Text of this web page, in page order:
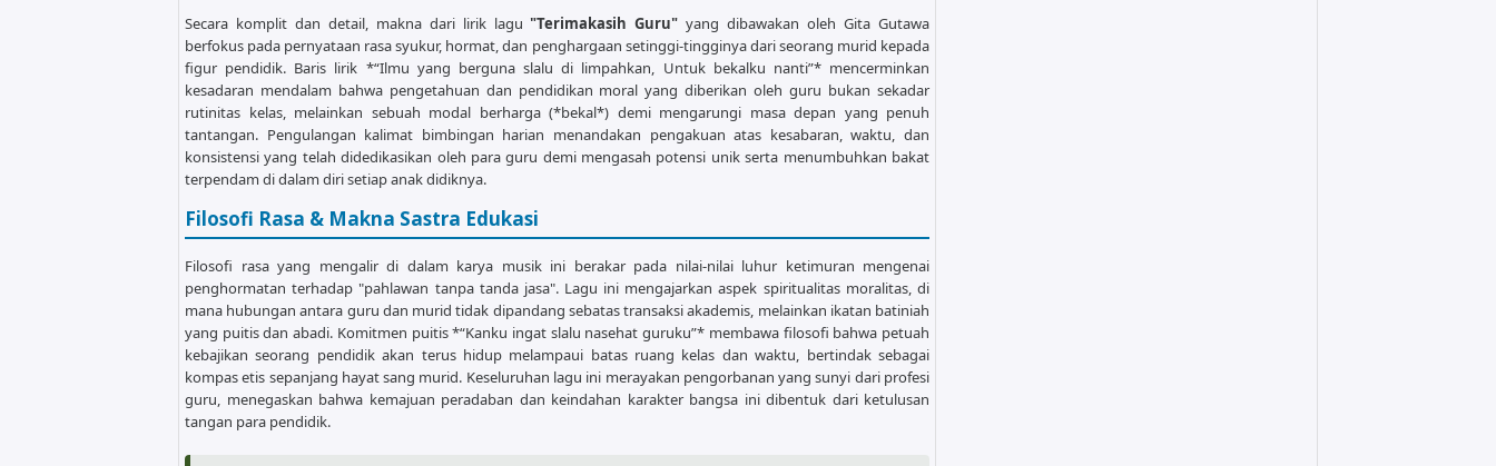
[Outro]
F                  G                    C
Trima kasihku ku guruku...
Secara komplit dan detail, makna dari lirik lagu "Terimakasih Guru" yang dibawakan oleh Gita Gutawa
berfokus pada pernyataan rasa syukur, hormat, dan penghargaan setinggi-tingginya dari seorang murid kepada
figur pendidik. Baris lirik *“Ilmu yang berguna slalu di limpahkan, Untuk bekalku nanti”* mencerminkan
kesadaran mendalam bahwa pengetahuan dan pendidikan moral yang diberikan oleh guru bukan sekadar
rutinitas kelas, melainkan sebuah modal berharga (*bekal*) demi mengarungi masa depan yang penuh
tantangan. Pengulangan kalimat bimbingan harian menandakan pengakuan atas kesabaran, waktu, dan
konsistensi yang telah didedikasikan oleh para guru demi mengasah potensi unik serta menumbuhkan bakat
terpendam di dalam diri setiap anak didiknya.
Filosofi Rasa & Makna Sastra Edukasi
Filosofi rasa yang mengalir di dalam karya musik ini berakar pada nilai-nilai luhur ketimuran mengenai
penghormatan terhadap "pahlawan tanpa tanda jasa". Lagu ini mengajarkan aspek spiritualitas moralitas, di
mana hubungan antara guru dan murid tidak dipandang sebatas transaksi akademis, melainkan ikatan batiniah
yang puitis dan abadi. Komitmen puitis *“Kanku ingat slalu nasehat guruku”* membawa filosofi bahwa petuah
kebajikan seorang pendidik akan terus hidup melampaui batas ruang kelas dan waktu, bertindak sebagai
kompas etis sepanjang hayat sang murid. Keseluruhan lagu ini merayakan pengorbanan yang sunyi dari profesi
guru, menegaskan bahwa kemajuan peradaban dan keindahan karakter bangsa ini dibentuk dari ketulusan
tangan para pendidik.